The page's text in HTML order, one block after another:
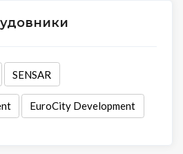
SENSAR
EuroCity Development